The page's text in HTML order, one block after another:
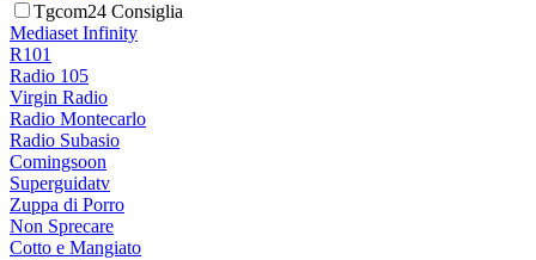
Tgcom24 Consiglia
Mediaset Infinity
R101
Radio 105
Virgin Radio
Radio Montecarlo
Radio Subasio
Comingsoon
Superguidatv
Zuppa di Porro
Non Sprecare
Cotto e Mangiato